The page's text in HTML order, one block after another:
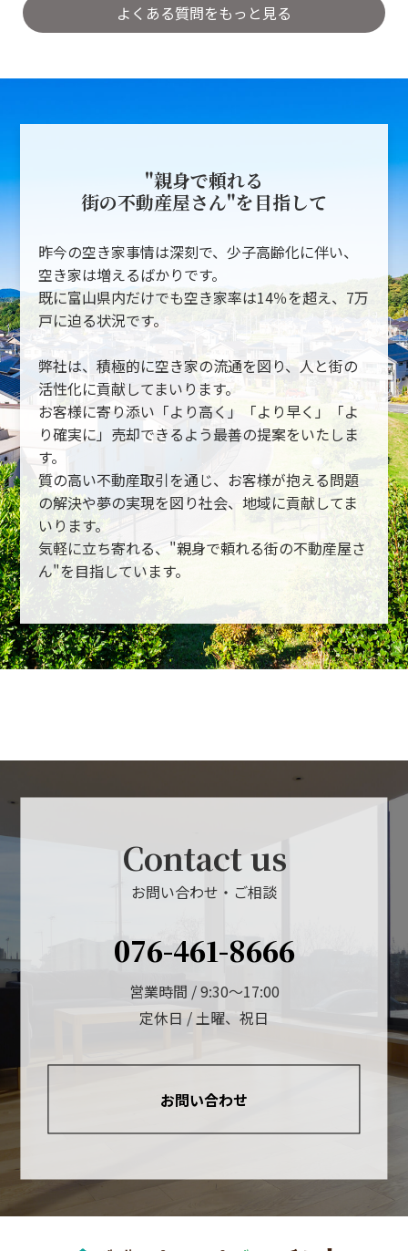
よくある質問をもっと見る
"親身で頼れる
街の不動産屋さん"を目指して
昨今の空き家事情は深刻で、少子高齢化に伴い、
空き家は増えるばかりです。
既に富山県内だけでも空き家率は14％を超え、7万
戸に迫る状況です。
弊社は、積極的に空き家の流通を図り、人と街の
活性化に貢献してまいります。
お客様に寄り添い「より高く」「より早く」「よ
り確実に」売却できるよう最善の提案をいたしま
す。
質の高い不動産取引を通じ、お客様が抱える問題
の解決や夢の実現を図り社会、地域に貢献してま
いります。
気軽に立ち寄れる、"親身で頼れる街の不動産屋さ
ん"を目指しています。
Contact us
お問い合わせ・ご相談
076-461-8666
営業時間 / 9:30～17:00
定休日 / 土曜、祝日
お問い合わせ